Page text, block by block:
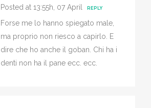
Posted at 13:55h, 07 April REPLY
Forse me lo hanno spiegato male,
ma proprio non riesco a capirlo. E
dire che ho anche il goban. Chi ha i
denti non ha il pane ecc. ecc.